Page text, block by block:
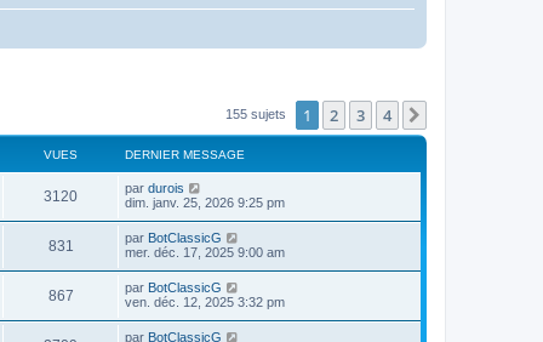
155 sujets 1 2 3 4
VUES DERNIER MESSAGE
3120V
u
D
e
i
e
r
m
e
s
s
par durois
dim. janv. 25, 2026 9:25 pm
831
u
D
e
i
e
r
m
par BotClassicG
mer. déc. 17, 2025 9:00 am
867V
u
D
e
par BotClassicG
ven. déc. 12, 2025 3:32 pm
D
par BotClassicG